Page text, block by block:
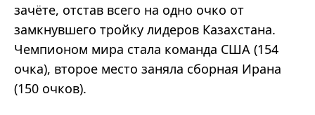
зачёте, отстав всего на одно очко от
замкнувшего тройку лидеров Казахстана.
Чемпионом мира стала команда США (154
очка), второе место заняла сборная Ирана
(150 очков).